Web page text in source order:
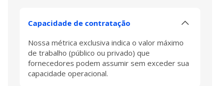
Capacidade de contratação
Nossa métrica exclusiva indica o valor máximo
de trabalho (público ou privado) que
fornecedores podem assumir sem exceder sua
capacidade operacional.